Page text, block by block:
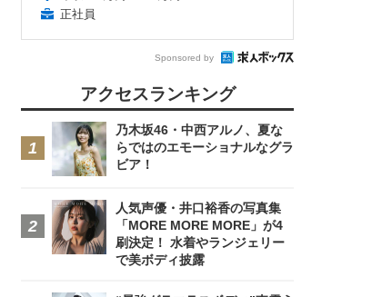
正社員
Sponsored by
アクセスランキング
乃木坂46・中西アルノ、夏な
らではのエモーショナルなグラ
ビア！
人気声優・井口裕香の写真集
「MORE MORE MORE」が4
刷決定！ 水着やランジェリー
で美ボディ披露